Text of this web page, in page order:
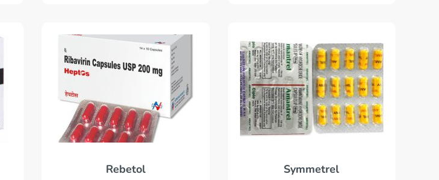
Rebetol Symmetrel